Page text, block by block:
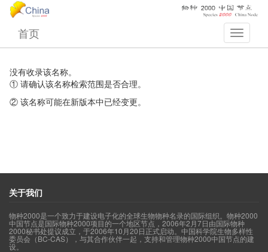
首页
没有收录该名称。
① 请确认该名称检索范围是否合理。
② 该名称可能在新版本中已经变更。
关于我们
物种2000是一个致力于建设电子化的全球生物物种名录的国际组织。物种2000
中国节点是国际物种2000项目的一个地区节点，2006年2月7日由国际物种
2000秘书处提议成立，于2006年10月20日正式启动。中国科学院生物多样性
委员会（BC-CAS），与其合作伙伴一起，支持和管理物种2000中国节点的建
设。